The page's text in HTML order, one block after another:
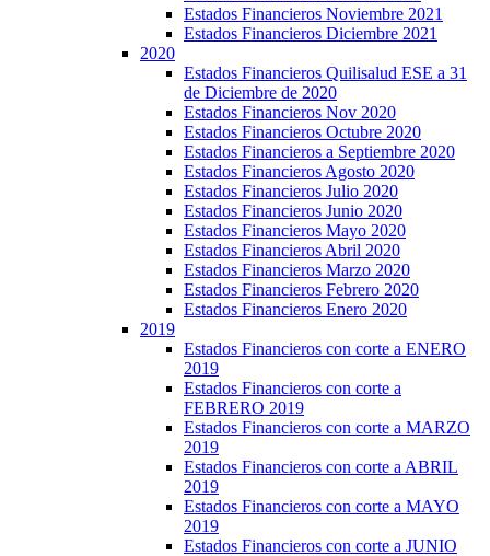
Estados Financieros Noviembre 2021
Estados Financieros Diciembre 2021
2020
Estados Financieros Quilisalud ESE a 31
de Diciembre de 2020
Estados Financieros Nov 2020
Estados Financieros Octubre 2020
Estados Financieros a Septiembre 2020
Estados Financieros Agosto 2020
Estados Financieros Julio 2020
Estados Financieros Junio 2020
Estados Financieros Mayo 2020
Estados Financieros Abril 2020
Estados Financieros Marzo 2020
Estados Financieros Febrero 2020
Estados Financieros Enero 2020
2019
Estados Financieros con corte a ENERO
2019
Estados Financieros con corte a
FEBRERO 2019
Estados Financieros con corte a MARZO
2019
Estados Financieros con corte a ABRIL
2019
Estados Financieros con corte a MAYO
2019
Estados Financieros con corte a JUNIO